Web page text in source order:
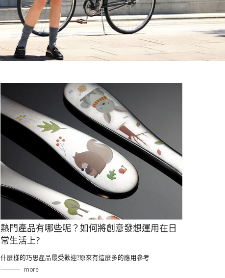
熱門產品有哪些呢？如何將創意發想運用在日
常生活上?
什麼樣的巧思產品最受歡迎?原來有這麼多的應用參考
more